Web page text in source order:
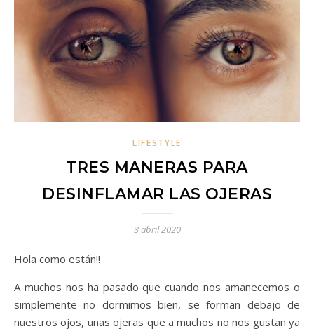
LIFESTYLE
TRES MANERAS PARA
DESINFLAMAR LAS OJERAS
3 abril 2020
Hola como están!!
A muchos nos ha pasado que cuando nos amanecemos o
simplemente no dormimos bien, se forman debajo de
nuestros ojos, unas ojeras que a muchos no nos gustan ya